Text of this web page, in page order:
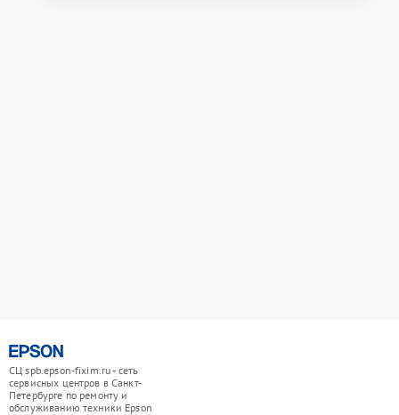
СЦ spb.epson-fixim.ru - сеть
сервисных центров в Санкт-
Петербурге по ремонту и
обслуживанию техники Epson